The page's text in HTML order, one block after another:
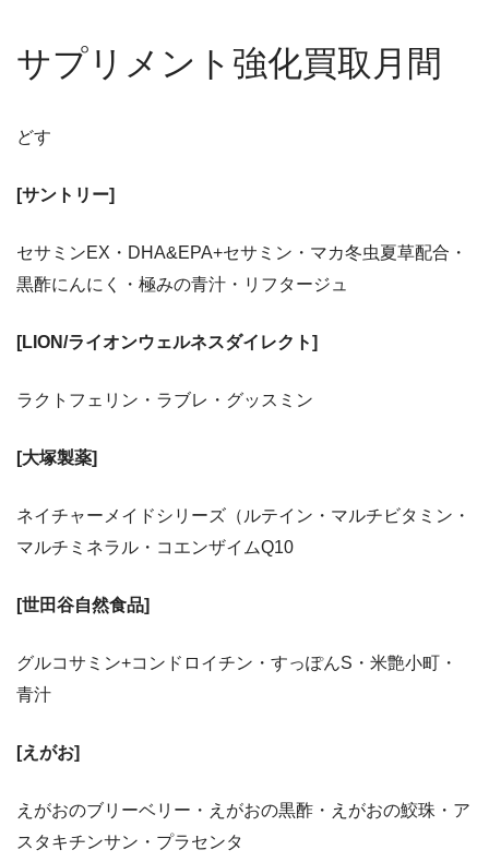
サプリメント強化買取月間
どす
[サントリー]
セサミンEX・DHA&EPA+セサミン・マカ冬虫夏草配合・
黒酢にんにく・極みの青汁・リフタージュ
[LION/ライオンウェルネスダイレクト]
ラクトフェリン・ラブレ・グッスミン
[大塚製薬]
ネイチャーメイドシリーズ（ルテイン・マルチビタミン・
マルチミネラル・コエンザイムQ10
[世田谷自然食品]
グルコサミン+コンドロイチン・すっぽんS・米艶小町・
青汁
[えがお]
えがおのブリーベリー・えがおの黒酢・えがおの鮫珠・ア
スタキチンサン・プラセンタ